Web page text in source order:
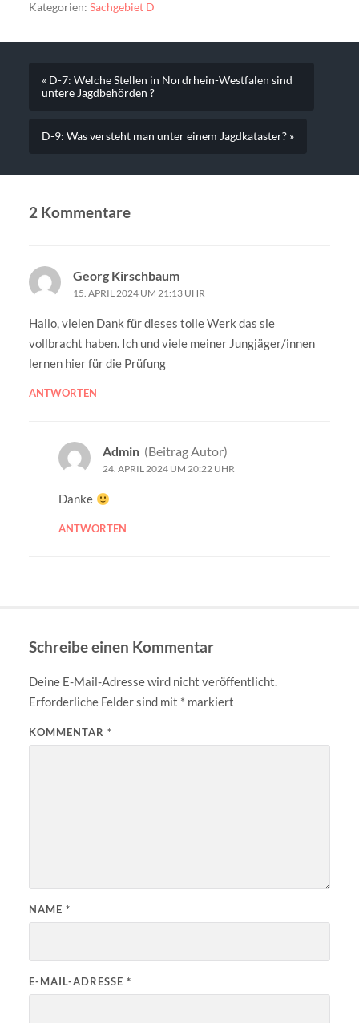
Kategorien: Sachgebiet D
« D-7: Welche Stellen in Nordrhein-Westfalen sind
untere Jagdbehörden ?
D-9: Was versteht man unter einem Jagdkataster? »
2 Kommentare
Georg Kirschbaum
15. APRIL 2024 UM 21:13 UHR
Hallo, vielen Dank für dieses tolle Werk das sie
vollbracht haben. Ich und viele meiner Jungjäger/innen
lernen hier für die Prüfung
ANTWORTEN
Admin (Beitrag Autor)
24. APRIL 2024 UM 20:22 UHR
Danke
ANTWORTEN
Schreibe einen Kommentar
Deine E-Mail-Adresse wird nicht veröffentlicht.
Erforderliche Felder sind mit * markiert
KOMMENTAR *
NAME *
E-MAIL-ADRESSE *